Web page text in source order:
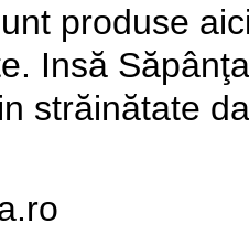
produse
Insă
străinătate